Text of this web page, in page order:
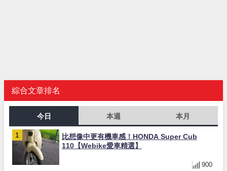
綜合文章排名
今日 本週 本月
比想像中更有機車感！HONDA Super Cub
110【Webike愛車精選】
900